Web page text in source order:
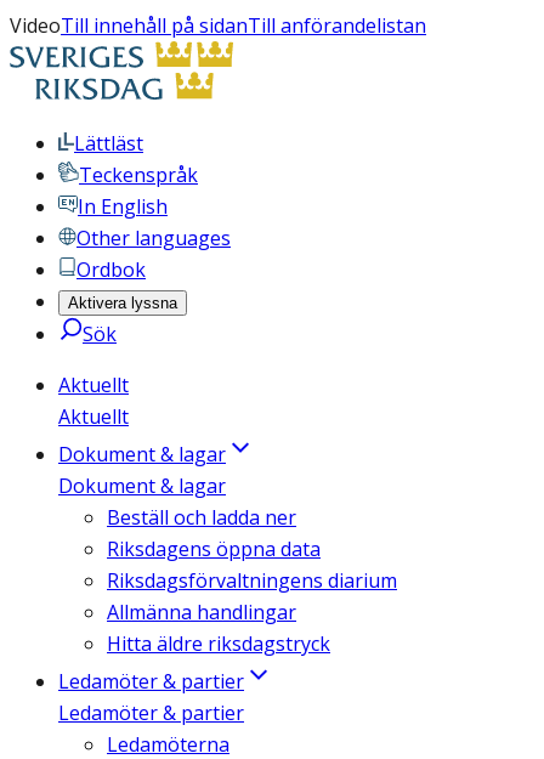
VideoTill innehåll på sidanTill anförandelistan
Lättläst
Teckenspråk
In English
Other languages
Ordbok
Aktivera lyssna
Sök
Aktuellt
Aktuellt
Dokument & lagar
Dokument & lagar
Beställ och ladda ner
Riksdagens öppna data
Riksdagsförvaltningens diarium
Allmänna handlingar
Hitta äldre riksdagstryck
Ledamöter & partier
Ledamöter & partier
Ledamöterna